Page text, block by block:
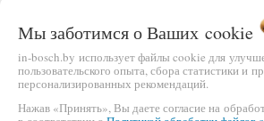
Наш интернет-магазин реализует
поставляемый товар , обслуживаемый
(уполномоченных ) сервисных
Являемся первыми поставщиками,
Мы заботимся о Ваших cookie
in-bosch.by использует файлы cookie для
пользовательского опыта, сбора статистики и
персонализированных рекомендаций.
Нажав «Принять», Вы даете согласие на